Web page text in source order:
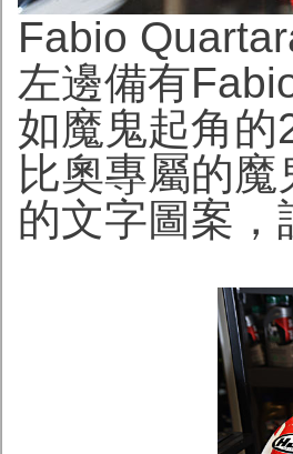
Fabio
左邊備有
如魔鬼起角
比奧專屬的
的文字圖案